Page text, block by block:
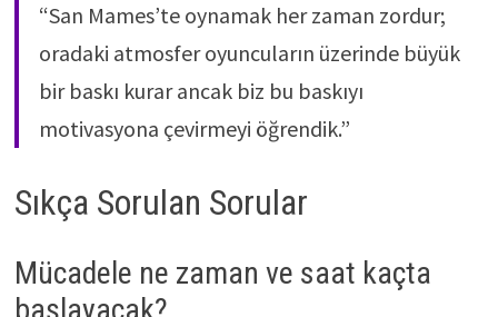
“San Mames’te oynamak her zaman zordur;
oradaki atmosfer oyuncuların üzerinde büyük
bir baskı kurar ancak biz bu baskıyı
motivasyona çevirmeyi öğrendik.”
Sıkça Sorulan Sorular
Mücadele ne zaman ve saat kaçta